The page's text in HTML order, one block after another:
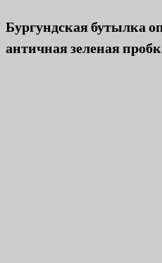
Бургундская бутылка
античная зеленая